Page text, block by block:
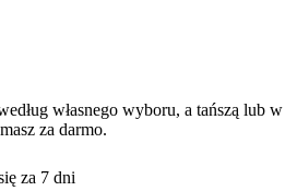
własnego wyboru, a tańszą lub w
za darmo.
za 7 dni